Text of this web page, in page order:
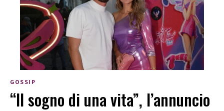
GOSSIP
“Il sogno di una vita”, l’annuncio